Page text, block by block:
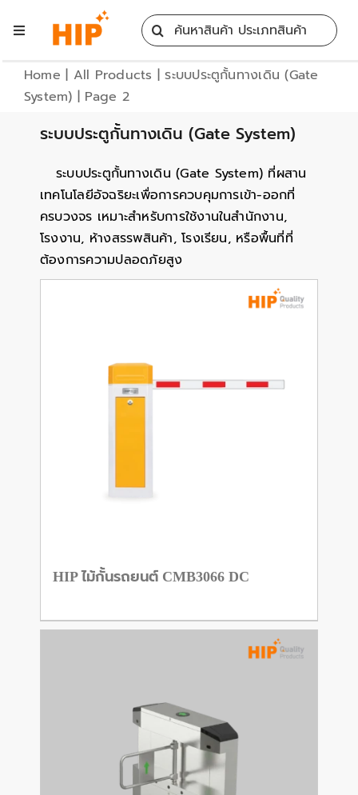
Toggle
Home
All Products
Training
Blog
Services
Search
for:
Home | All Products |ระบบประตูกั้นทางเดิน (Gate
System) | Page 2
ระบบประตูกั้นทางเดิน (Gate System)
ระบบประตูกั้นทางเดิน (Gate System) ที่ผสาน
เทคโนโลยีอัจฉริยะเพื่อการควบคุมการเข้า-ออกที่
ครบวงจร เหมาะสำหรับการใช้งานในสำนักงาน,
โรงงาน, ห้างสรรพสินค้า, โรงเรียน, หรือพื้นที่ที่
ต้องการความปลอดภัยสูง
HIP ไม้กั้นรถยนต์ CMB3066 DC